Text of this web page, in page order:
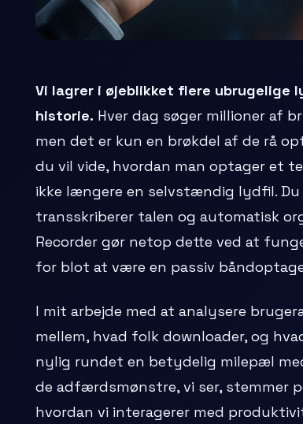
Vi lagrer i øjeblikket flere ubrugelige
historie. Hver dag søger millioner af
men det er kun en brøkdel af de rå
du vil vide, hvordan man optager et
ikke længere en selvstændig lydfil.
transskriberer talen og automatisk
Recorder gør netop dette ved at
for blot at være en passiv
I mit arbejde med at analysere
mellem, hvad folk downloader, og
nylig rundet en betydelig milepæl
de adfærdsmønstre, vi ser, stemmer
hvordan vi interagerer med